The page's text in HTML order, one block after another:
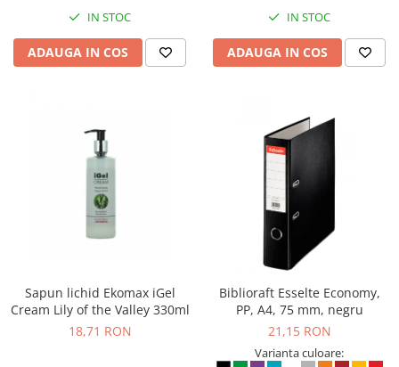
IN STOC
ADAUGA IN COS
IN STOC
ADAUGA IN COS
Sapun lichid Ekomax iGel
Cream Lily of the Valley 330ml
18,71 RON
Biblioraft Esselte Economy,
PP, A4, 75 mm, negru
21,15 RON
Varianta culoare: